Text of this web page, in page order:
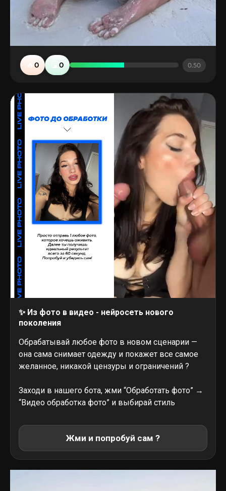
🔥0 🤮0 0.50
✨ Из фото в видео - нейросеть нового
поколения
Обрабатывай любое фото в новом сценарии —
она сама снимает одежду и покажет все самое
желанное, никакой цензуры и ограничений ?
Заходи в нашего бота, жми “Обработать фото” →
“Видео обработка фото” и выбирай стиль
Жми и попробуй сам ?